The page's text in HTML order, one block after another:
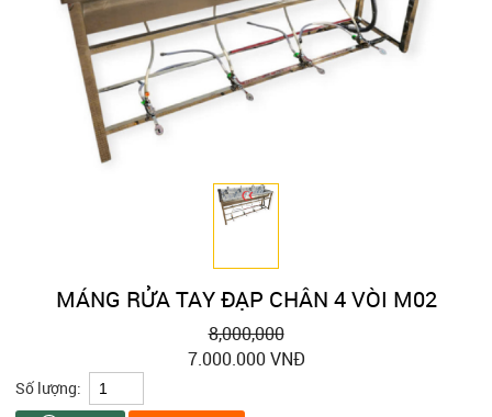
MÁNG RỬA TAY ĐẠP CHÂN 4 VÒI M02
8,000,000
7.000.000 VNĐ
Số lượng: